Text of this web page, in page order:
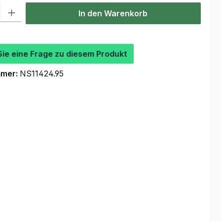
Gib den gewünschten Wert ein oder benutze die Schaltflächen
In den Warenkorb
eine Frage zu diesem Produkt
NS11424.95